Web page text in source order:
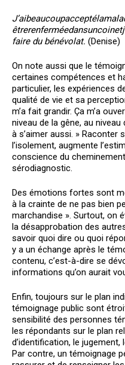
J’aibeaucoupacceptéla
êtrerenferméedansuncoinet
faire du bénévolat. (Denise)
On note aussi que le
certaines compétences et
particulier, les expériences
qualité de vie et sa
m’a fait grandir. Ça m’a
niveau de la gêne, au niveau
à s’aimer aussi. » Raconter
l’isolement, augmente
conscience du
sérodiagnostic.
Des émotions fortes sont
à la crainte de ne pas bien
marchandise ». Surtout, on
la désapprobation des
savoir quoi dire ou quoi
y a un échange après le
contenu, c’est-à-dire se
informations qu’on aurait
Enfin, toujours sur le plan
témoignage public sont
sensibilité des personnes
les répondants sur le plan
d’identification, le
Par contre, un témoignage